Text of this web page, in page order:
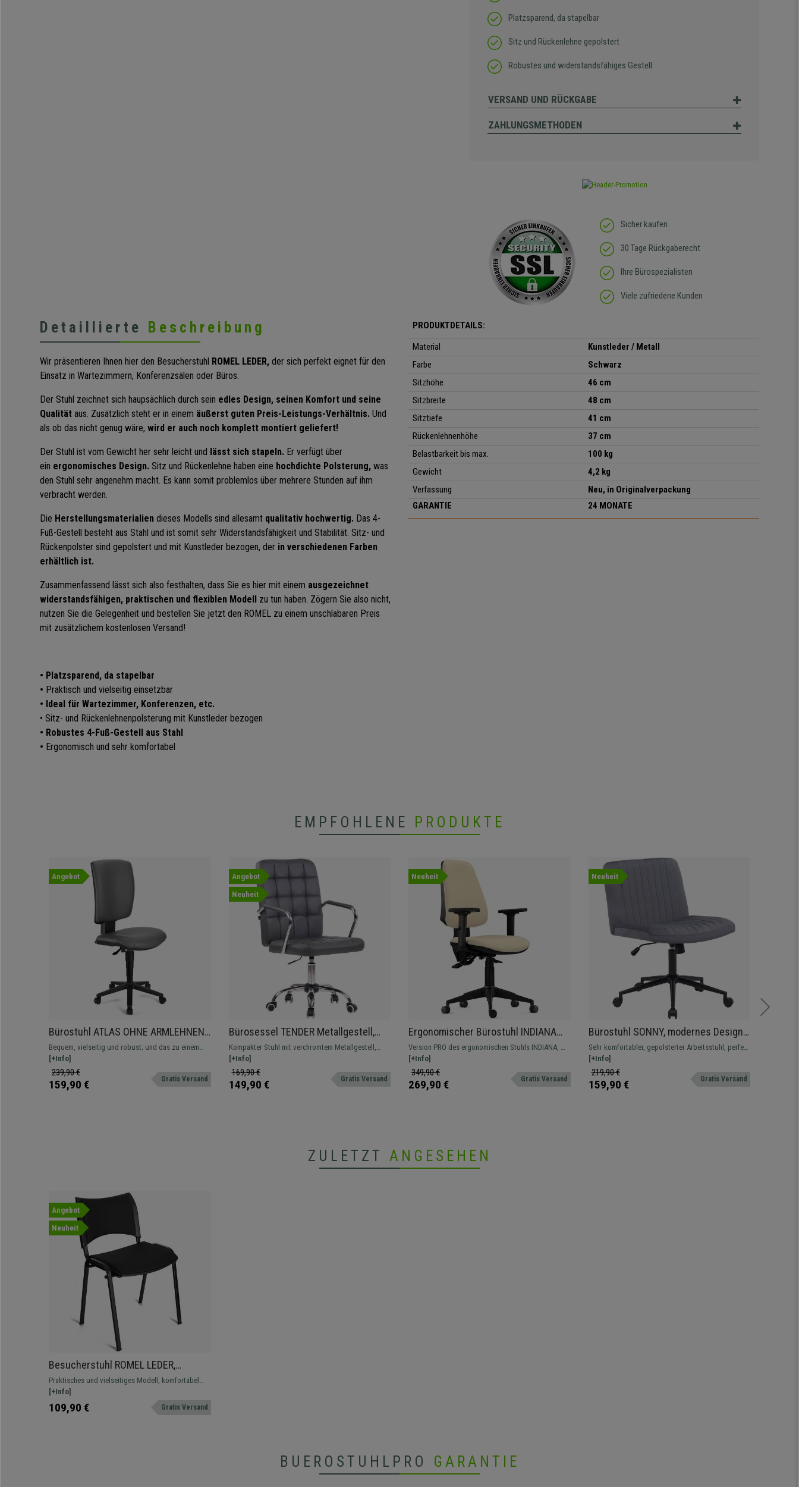
Platzsparend, da stapelbar
Sitz und Rückenlehne gepolstert
Robustes und widerstandsfähiges Gestell
VERSAND UND RÜCKGABE
ZAHLUNGSMETHODEN
Sicher kaufen
30 Tage Rückgaberecht
Ihre Bürospezialisten
Viele zufriedene Kunden
Detaillierte Beschreibung
Wir präsentieren Ihnen hier den Besucherstuhl ROMEL LEDER, der sich perfekt eignet für den
Einsatz in Wartezimmern, Konferenzsälen oder Büros.
Der Stuhl zeichnet sich haupsächlich durch sein edles Design, seinen Komfort und seine
Qualität aus. Zusätzlich steht er in einem äußerst guten Preis-Leistungs-Verhältnis. Und
als ob das nicht genug wäre, wird er auch noch komplett montiert geliefert!
Der Stuhl ist vom Gewicht her sehr leicht und lässt sich stapeln. Er verfügt über
ein ergonomisches Design. Sitz und Rückenlehne haben eine hochdichte Polsterung, was
den Stuhl sehr angenehm macht. Es kann somit problemlos über mehrere Stunden auf ihm
verbracht werden.
Die Herstellungsmaterialien dieses Modells sind allesamt qualitativ hochwertig. Das 4-
Fuß-Gestell besteht aus Stahl und ist somit sehr Widerstandsfähigkeit und Stabilität. Sitz- und
Rückenpolster sind gepolstert und mit Kunstleder bezogen, der in verschiedenen Farben
erhältlich ist.
Zusammenfassend lässt sich also festhalten, dass Sie es hier mit einem ausgezeichnet
widerstandsfähigen, praktischen und flexiblen Modell zu tun haben. Zögern Sie also nicht,
nutzen Sie die Gelegenheit und bestellen Sie jetzt den ROMEL zu einem unschlabaren Preis
mit zusätzlichem kostenlosen Versand!
• Platzsparend, da stapelbar
• Praktisch und vielseitig einsetzbar
• Ideal für Wartezimmer, Konferenzen, etc.
• Sitz- und Rückenlehnenpolsterung mit Kunstleder bezogen
• Robustes 4-Fuß-Gestell aus Stahl
• Ergonomisch und sehr komfortabel
PRODUKTDETAILS:
Material
Kunstleder/ Metall
Farbe
Schwarz
Sitzhöhe
46 cm
Sitzbreite
48 cm
Sitztiefe
41 cm
Rückenlehnenhöhe
37 cm
Belastbarkeit bis max.
100 kg
Gewicht
4,2 kg
Verfassung
Neu, in Originalverpackung
GARANTIE
24 MONATE
EMPFOHLENE PRODUKTE
Angebot
Bürostuhl ATLAS OHNE ARMLEHNEN
LEDER, verstellbare Rückenlehne,
dicke Polsterung, Farbe Grau
Bequem, vielseitig und robust; und das zu einem
unschlagbaren Preis. Dieses Modell ist in
verschiedenen Endfertigungen und Farben erhältlich.
[+Info]
239,90 €
159,90 € Gratis Versand
Angebot
Neuheit
Bürosessel TENDER Metallgestell,
modernes Design, Leder Grau
Kompakter Stuhl mit verchromtem Metallgestell,
ideal für Haus und Büro. Erhältlich in verschiedenen
Farben.
[+Info]
169,90 €
149,90 € Gratis Versand
Neuheit
Ergonomischer Bürostuhl INDIANA
PRO, intensive 8h-Nutzung, neigbar,
Stoffbezug, 2D-Armlehnen, Farbe
Beige
Version PRO des ergonomischen Stuhls INDIANA, mit
höhen- und tiefenverstellbaren 2D-Armlehnen.
[+Info]
349,90 €
269,90 € Gratis Versand
Neuheit
Bürostuhl SONNY, modernes Design,
gepolstert, Samt, Farbe Dunkelgrau
Sehr komfortabler, gepolsterter Arbeitsstuhl, perfekt
für Büro und Zuhause.
[+Info]
219,90 €
159,90 € Gratis Versand
ZULETZT ANGESEHEN
Angebot
Neuheit
Besucherstuhl ROMEL LEDER,
bequeme Polsterung, stapelbar,
schwarze Stuhlbeine, Farbe Schwarz
Praktisches und vielseitiges Modell, komfortabel
und robust, in verschiedenen Farben und Versionen
erhältlich.
[+Info]
109,90 € Gratis Versand
BUEROSTUHLPRO GARANTIE